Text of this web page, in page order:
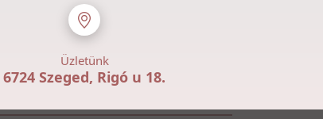
Üzletünk
6724 Szeged, Rigó u 18.